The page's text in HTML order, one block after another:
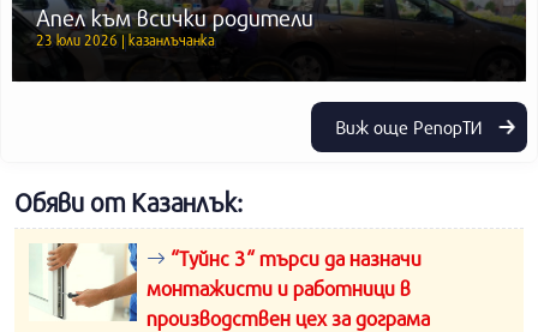
Апел към всички родители
23 юли 2026 | казанлъчанка
Виж още РепорТИ
Обяви от Казанлък:
“Туйнс 3“ търси да назначи
монтажисти и работници в
производствен цех за дограма